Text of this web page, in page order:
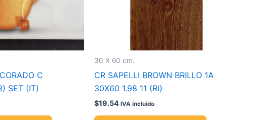
C
SET (IT)
30 X 60 cm.
CR SAPELLI BROWN BRILLO 1A
30X60 1.98 11 (RI)
$19.54 IVA incluido